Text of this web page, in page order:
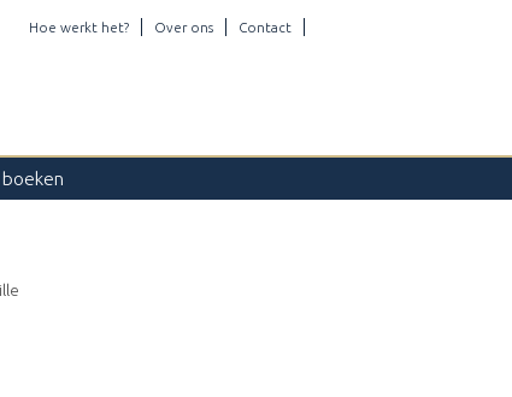
Hoe werkt het? Over ons Contact